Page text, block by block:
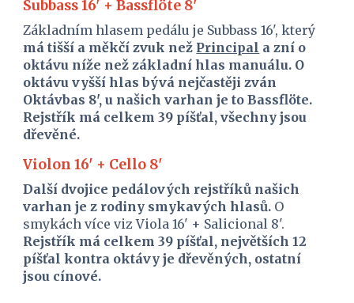
Subbass 16' + Bassflöte 8'
má tišší a měkčí zvuk než Principal a zní o
oktávu níže než základní hlas manuálu. O
oktávu vyšší hlas bývá nejčastěji zván
Oktávbas 8', u našich varhan je to Bassflöte.
Rejstřík má celkem 39 píšťal, všechny jsou
dřevěné.
Violon 16' + Cello 8'
Další dvojice pedálových rejstříků našich
varhan je z rodiny smykavých hlasů. O
Rejstřík má celkem 39 píšťal, největších 12
píšťal kontra oktávy je dřevěných, ostatní
jsou cínové.